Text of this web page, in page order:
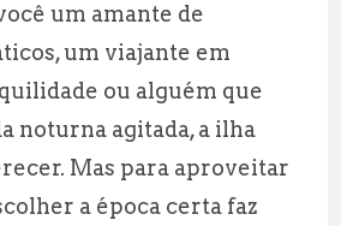
um amante de
um viajante em
ou alguém que
noturna agitada, a ilha
Mas para aproveitar
a época certa faz